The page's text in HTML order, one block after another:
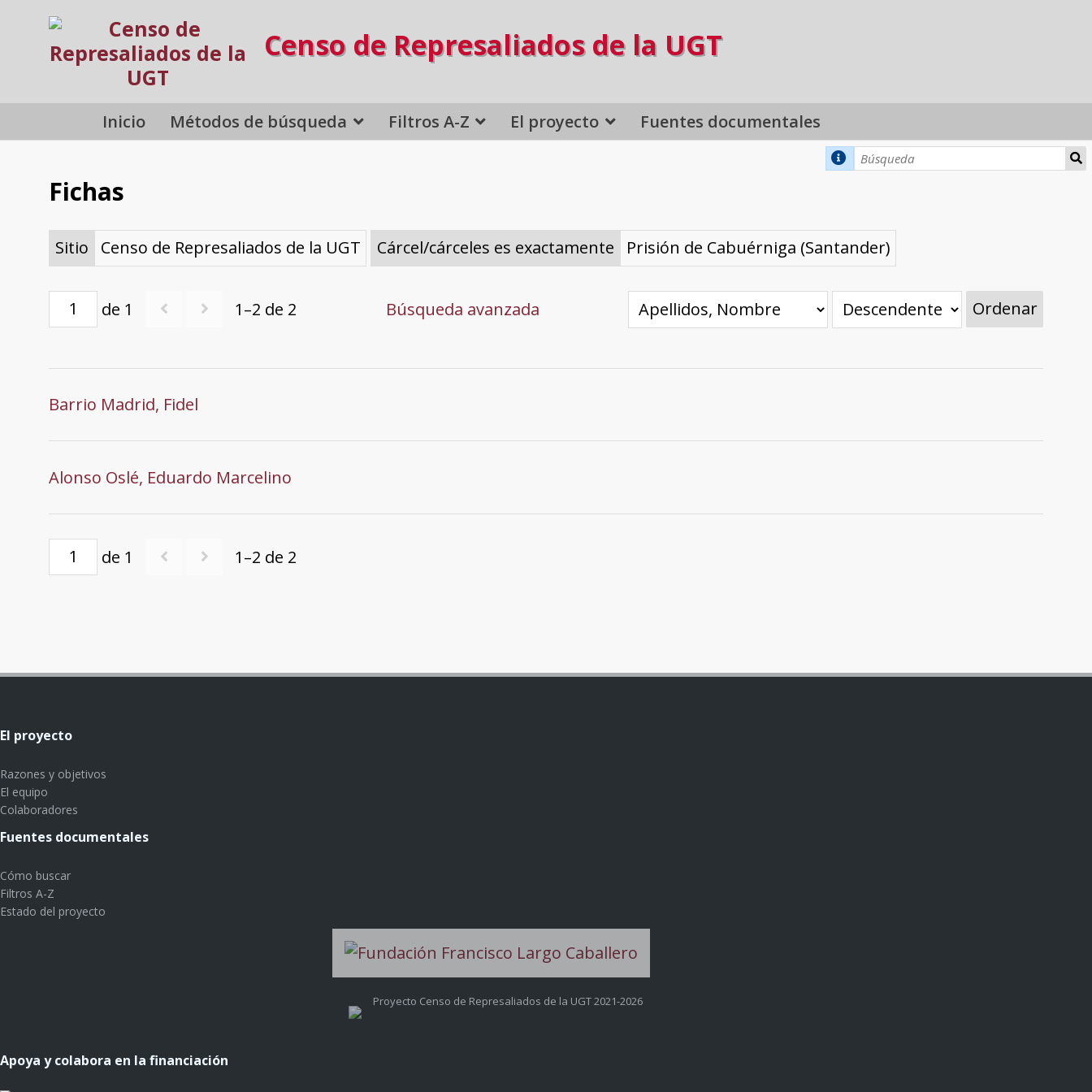
Censo de Represaliados de la UGT
Inicio Métodos de búsqueda Filtros A-Z El proyecto Fuentes documentales
Fichas
Sitio Censo de Represaliados de la UGT Cárcel/cárceles es exactamente Prisión de Cabuérniga (Santander)
de 1 1–2 de 2 Búsqueda avanzada Ordenar
Barrio Madrid, Fidel
Alonso Oslé, Eduardo Marcelino
de 1 1–2 de 2
El proyecto
Razones y objetivos
El equipo
Colaboradores
Fuentes documentales
Cómo buscar
Filtros A-Z
Estado del proyecto
Proyecto Censo de Represaliados de la UGT 2021-2026
Apoya y colabora en la financiación